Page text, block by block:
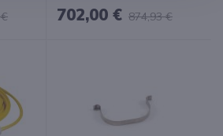
702,00 € 874,93 €